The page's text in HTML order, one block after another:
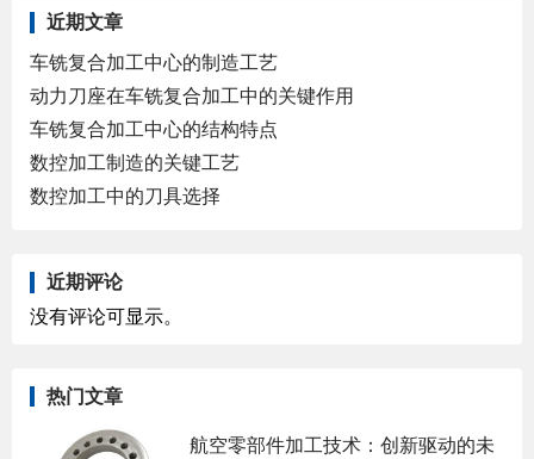
近期文章
车铣复合加工中心的制造工艺
动力刀座在车铣复合加工中的关键作用
车铣复合加工中心的结构特点
数控加工制造的关键工艺
数控加工中的刀具选择
近期评论
没有评论可显示。
热门文章
航空零部件加工技术：创新驱动的未